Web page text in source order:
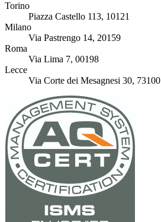
Torino
Piazza Castello 113, 10121
Milano
Via Pastrengo 14, 20159
Roma
Via Lima 7, 00198
Lecce
Via Corte dei Mesagnesi 30, 73100